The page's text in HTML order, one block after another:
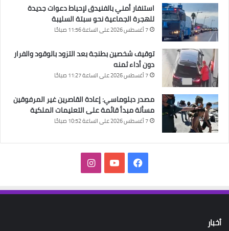
استنفار أمني بالفنيدق لإحباط دعوات جديدة
للهجرة الجماعية نحو سبتة السليبة
7 أغسطس 2026 على الساعة 11:56 صباحًا
توقيف شخصين بطنجة بعد التزود بالوقود والفرار
دون أداء ثمنه
7 أغسطس 2026 على الساعة 11:27 صباحًا
مصدر دبلوماسي: إعادة القاصرين غير المرفوقين
مسألة مبدأ قائمة على التعليمات الملكية
7 أغسطس 2026 على الساعة 10:52 صباحًا
فيسبوك‫YouTubeانستقرام
أخبار